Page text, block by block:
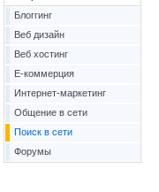
Блоггинг
Веб дизайн
Веб хостинг
Е-коммерция
Интернет-маркетинг
Общение в сети
Поиск в сети
Форумы